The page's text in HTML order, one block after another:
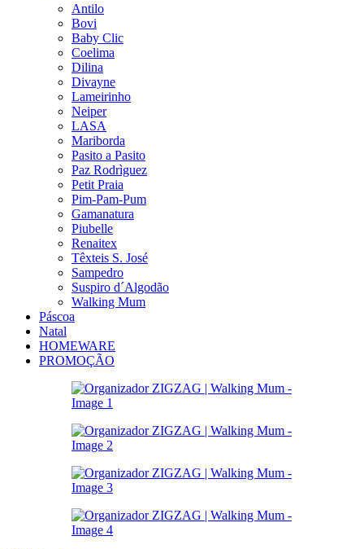
Antilo
Bovi
Baby Clic
Coelima
Dilina
Divayne
Lameirinho
Neiper
LASA
Mariborda
Pasito a Pasito
Paz Rodrìguez
Petit Praia
Pim-Pam-Pum
Gamanatura
Piubelle
Renaitex
Têxteis S. José
Sampedro
Suspiro d´Algodão
Walking Mum
Páscoa
Natal
HOMEWARE
PROMOÇÃO